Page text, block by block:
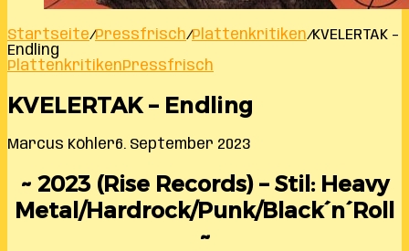
Startseite/Pressfrisch/Plattenkritiken/KVELERTAK –
Endling
PlattenkritikenPressfrisch
KVELERTAK – Endling
Marcus Köhler6. September 2023
~ 2023 (Rise Records) – Stil: Heavy
Metal/Hardrock/Punk/Black´n´Roll
~